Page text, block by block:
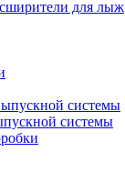
для лыж
системы
системы